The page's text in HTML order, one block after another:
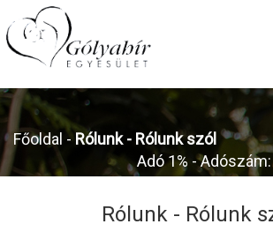
Főoldal -Rólunk - Rólunk szól
Adó 1% -
Rólunk - Rólunk